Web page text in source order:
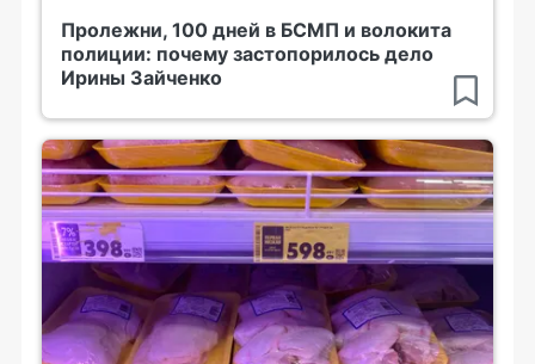
Пролежни, 100 дней в БСМП и волокита
полиции: почему застопорилось дело
Ирины Зайченко